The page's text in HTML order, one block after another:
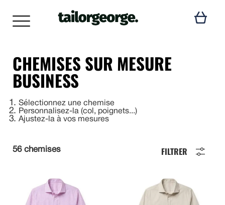
CHEMISES SUR MESURE
BUSINESS
1 Sélectionnez une chemise
2 Personnalisez-la (col, poignets...)
3 Ajustez-la à vos mesures
56 chemises FILTRER